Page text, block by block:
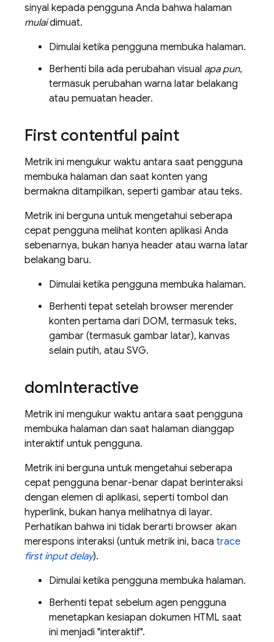
sinyal kepada pengguna Anda bahwa halaman
mulaidimuat.
Dimulai ketika pengguna membuka halaman.
Berhenti bila ada perubahan visual apa pun,
termasuk perubahan warna latar belakang
atau pemuatan header.
First contentful paint
Metrik ini mengukur waktu antara saat pengguna
membuka halaman dan saat konten yang
bermakna ditampilkan, seperti gambar atau teks.
Metrik ini berguna untuk mengetahui seberapa
cepat pengguna melihat konten aplikasi Anda
sebenarnya, bukan hanya header atau warna latar
belakang baru.
Dimulai ketika pengguna membuka halaman.
Berhenti tepat setelah browser merender
konten pertama dari DOM, termasuk teks,
gambar (termasuk gambar latar), kanvas
selain putih, atau SVG.
domInteractive
Metrik ini mengukur waktu antara saat pengguna
membuka halaman dan saat halaman dianggap
interaktif untuk pengguna.
Metrik ini berguna untuk mengetahui seberapa
cepat pengguna benar-benar dapat berinteraksi
dengan elemen di aplikasi, seperti tombol dan
hyperlink, bukan hanya melihatnya di layar.
Perhatikan bahwa ini tidak berarti browser akan
merespons interaksi (untuk metrik ini, baca trace
first input delay).
Dimulai ketika pengguna membuka halaman.
Berhenti tepat sebelum agen pengguna
menetapkan kesiapan dokumen HTML saat
ini menjadi "interaktif".